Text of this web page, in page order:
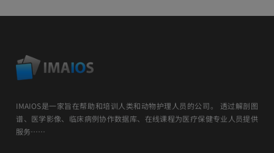
IMAIOS是一家旨在帮助和培训人类和动物护理人员的公司。 透过解剖图
谱、医学影像、临床病例协作数据库、在线课程为医疗保健专业人员提供
服务……